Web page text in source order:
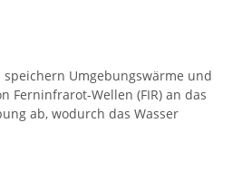
Umgebungswärme und
Ferninfrarot-Wellen (FIR) an das
ab, wodurch das Wasser